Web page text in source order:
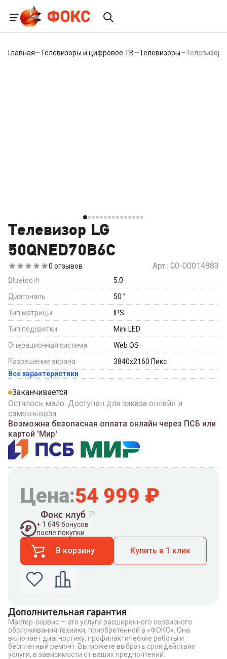
Главная—Телевизоры и цифровое ТВ—Телевизоры—Телевизор
Телевизор LG
50QNED70B6C
0 отзывов Арт.: 00-00014883
Bluetooth
5.0
Диагональ
50 ‘’
Тип матрицы
IPS
Тип подсветки
Mini LED
Операционная система
Web OS
Разрешение экрана
3840x2160 Пикс
Все характеристики
Заканчивается
Осталось мало. Доступен для заказа онлайн и
самовывоза.
Возможна безопасная оплата онлайн через ПСБ или
картой 'Мир'
Цена:54 999 ₽
Фокс клуб
+ 1 649 бонусов
после покупки
В корзину Купить в 1 клик
Введите номер телефона по которому можно
связаться с вами
Номер телефона
Дополнительная гарантия
Мастер-сервис — это услуга расширенного сервисного
обслуживания техники, приобретенной в «ФОКС». Она
включает диагностику, профилактические работы и
бесплатный ремонт. Вы можете выбрать срок действия
услуги, в зависимости от ваших предпочтений.